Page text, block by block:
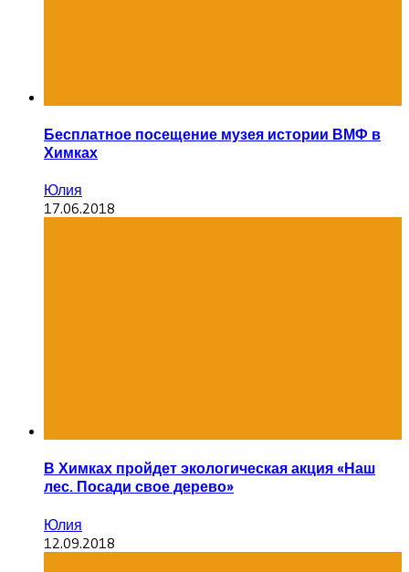
Бесплатное посещение музея истории ВМФ в
Химках
Юлия
17.06.2018
В Химках пройдет экологическая акция «Наш
лес. Посади свое дерево»
Юлия
12.09.2018